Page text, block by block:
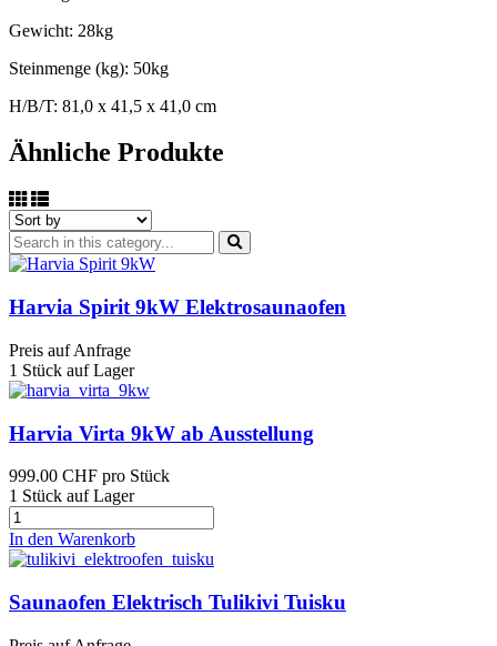
Gewicht: 28kg
Steinmenge (kg): 50kg
H/B/T: 81,0 x 41,5 x 41,0 cm
Ähnliche Produkte
Harvia Spirit 9kW Elektrosaunaofen
Preis auf Anfrage
1 Stück auf Lager
Harvia Virta 9kW ab Ausstellung
999.00 CHF pro Stück
1 Stück auf Lager
In den Warenkorb
Saunaofen Elektrisch Tulikivi Tuisku